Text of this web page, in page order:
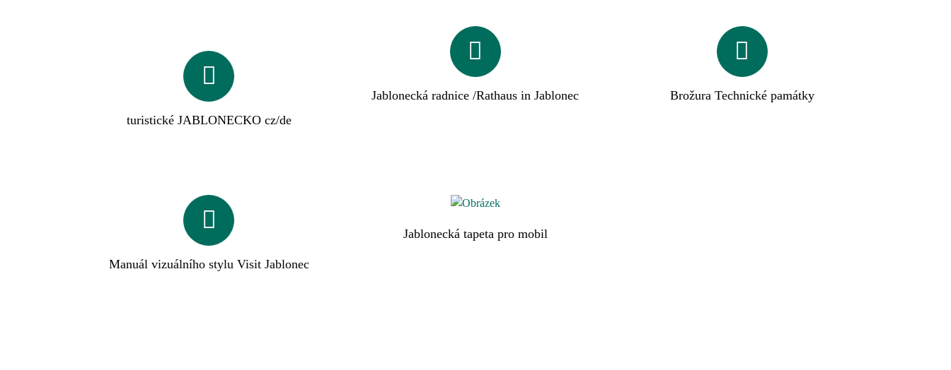
turistické JABLONECKO cz/de
Jablonecká radnice /Rathaus in Jablonec Brožura Technické památky
Manuál vizuálního stylu Visit Jablonec
Jablonecká tapeta pro mobil